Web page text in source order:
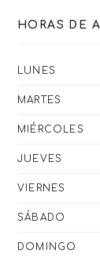
HORAS DE
LUNES
MARTES
MIÉRCOLES
JUEVES
VIERNES
SÁBADO
DOMINGO